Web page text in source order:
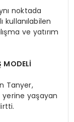
noktada
kullanılabilen
ve yatırım
MODELİ
Tanyer,
yerine yaşayan